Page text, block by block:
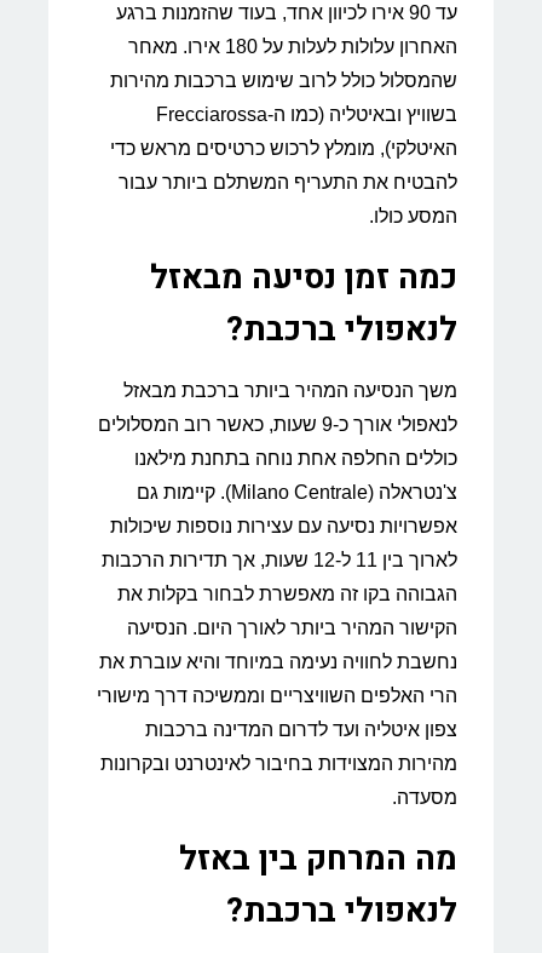
עד 90 אירו לכיוון אחד, בעוד שהזמנות ברגע
האחרון עלולות לעלות על 180 אירו. מאחר
שהמסלול כולל לרוב שימוש ברכבות מהירות
בשוויץ ובאיטליה (כמו ה-Frecciarossa
האיטלקי), מומלץ לרכוש כרטיסים מראש כדי
להבטיח את התעריף המשתלם ביותר עבור
המסע כולו.
כמה זמן נסיעה מבאזל
לנאפולי ברכבת?
משך הנסיעה המהיר ביותר ברכבת מבאזל
לנאפולי אורך כ-9 שעות, כאשר רוב המסלולים
כוללים החלפה אחת נוחה בתחנת מילאנו
צ'נטראלה (Milano Centrale). קיימות גם
אפשרויות נסיעה עם עצירות נוספות שיכולות
לארוך בין 11 ל-12 שעות, אך תדירות הרכבות
הגבוהה בקו זה מאפשרת לבחור בקלות את
הקישור המהיר ביותר לאורך היום. הנסיעה
נחשבת לחוויה נעימה במיוחד והיא עוברת את
הרי האלפים השוויצריים וממשיכה דרך מישורי
צפון איטליה ועד לדרום המדינה ברכבות
מהירות המצוידות בחיבור לאינטרנט ובקרונות
מסעדה.
מה המרחק בין באזל
לנאפולי ברכבת?